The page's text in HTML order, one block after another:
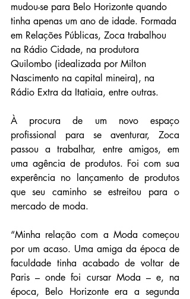
mudou-se para Belo Horizonte quando
tinha apenas um ano de idade. Formada
em Relações Públicas, Zoca trabalhou
na Rádio Cidade, na produtora
Quilombo (idealizada por Milton
Nascimento na capital mineira), na
Rádio Extra da Itatiaia, entre outras.
À procura de um novo espaço
profissional para se aventurar, Zoca
passou a trabalhar, entre amigos, em
uma agência de produtos. Foi com sua
experência no lançamento de produtos
que seu caminho se estreitou para o
mercado de moda.
“Minha relação com a Moda começou
por um acaso. Uma amiga da época de
faculdade tinha acabado de voltar de
Paris – onde foi cursar Moda – e, na
época, Belo Horizonte era a segunda